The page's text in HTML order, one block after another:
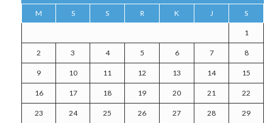
M S S R K J S
1
2 3 4 5 6 7 8
9 10 11 12 13 14 15
16 17 18 19 20 21 22
23 24 25 26 27 28 29